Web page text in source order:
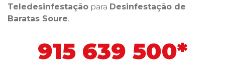
Teledesinfestação para Desinfestação de
Baratas Soure.
915 639 500*